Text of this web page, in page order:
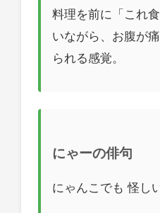
料理を前に「これ
いながら、お腹が
られる感覚。
にゃーの俳句
にゃんこでも 怪し